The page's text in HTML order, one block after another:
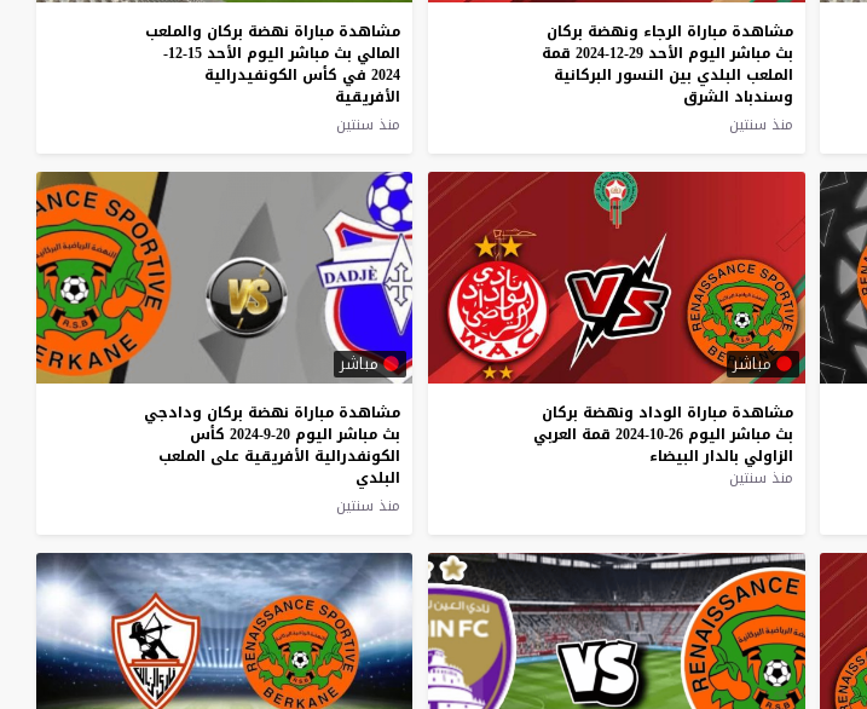
مشاهدة مباراة الرجاء ونهضة بركان
بث مباشر اليوم الأحد 29-12-2024 قمة
الملعب البلدي بين النسور البركانية
وسندباد الشرق
منذ سنتين
مشاهدة مباراة نهضة بركان والملعب
المالي بث مباشر اليوم الأحد 15-12-
2024 في كأس الكونفيدرالية
الأفريقية
منذ سنتين
مباشر
مشاهدة مباراة الوداد ونهضة بركان
بث مباشر اليوم 26-10-2024 قمة العربي
الزاولي بالدار البيضاء
منذ سنتين
مباشر
مشاهدة مباراة نهضة بركان ودادجي
بث مباشر اليوم 20-9-2024 كأس
الكونفدرالية الأفريقية على الملعب
البلدي
منذ سنتين